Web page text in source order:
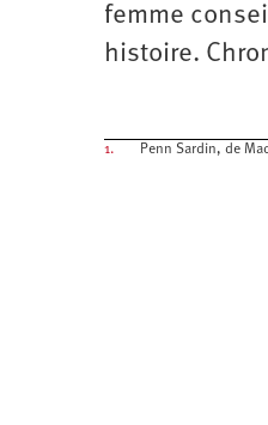
femme
histoire.
1. Penn Sardin, de